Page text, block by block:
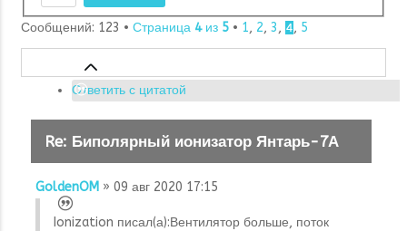
Сообщений: 123 • Страница 4из 5 • 1, 2, 3, 4, 5
Ответить с цитатой
Re: Биполярный ионизатор Янтарь-7А
GoldenOM » 09 авг 2020 17:15
Ionization писал(а):Вентилятор больше, поток